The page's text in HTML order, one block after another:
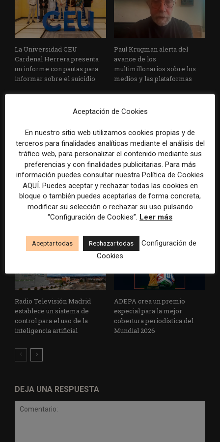
La Universidad CEU
Cardenal Herrera presenta
un informe con pautas para
informar sobre el suicidio
Paul Krugman alerta del
avance de los
multimillonarios sobre los
medios y las plataformas
La Marea cierra 2025 con
superávit, pero su
cooperativa pierde 38.542
euros
El Premio Gabo 2026
reconoce cinco historias de
Brasil, España y El Salvador
sobre el poder, la memoria y
la violencia
Radio Televisión Madrid
establece un sistema de
control para el uso de la
inteligencia artificial
ADEPA crea un premio
especial para la mejor
cobertura periodística del
Mundial 2026
DEJA UNA RESPUESTA
Aceptación de Cookies
En nuestro sitio web utilizamos cookies propias y de
terceros para finalidades analíticas mediante el análisis del
tráfico web, para personalizar el contenido mediante sus
preferencias y con finalidades publicitarias. Para más
información puedes consultar nuestra Política de Cookies
AQUÍ. Puedes aceptar y rechazar todas las cookies en
bloque o también puedes aceptarlas de forma concreta,
modificar su selección o rechazar su uso pulsando
“Configuración de Cookies”. Leer más
Aceptar todas Rechazar todas
Configuración de
Cookies